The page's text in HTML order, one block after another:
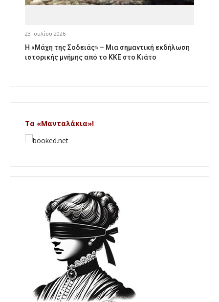
23 Ιουλίου 2026
Η «Μάχη της Σοδειάς» – Μια σημαντική εκδήλωση
ιστορικής μνήμης από το ΚΚΕ στο Κιάτο
Τα «Μανταλάκια»!